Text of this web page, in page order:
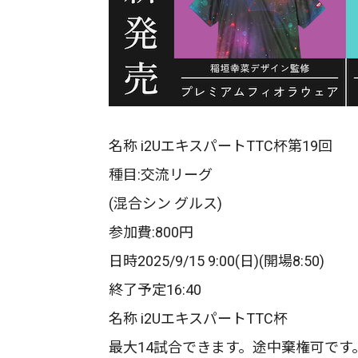
名称 i2UエキスパートTTC杯第19回
種目:交流リーグ
(混合シン グルス)
参加費:800円
日時2025/9/15 9:00(日)(開場8:50)
終了予定16:40
名称 i2UエキスパートTTC杯
最大14試合できます。途中棄権可です